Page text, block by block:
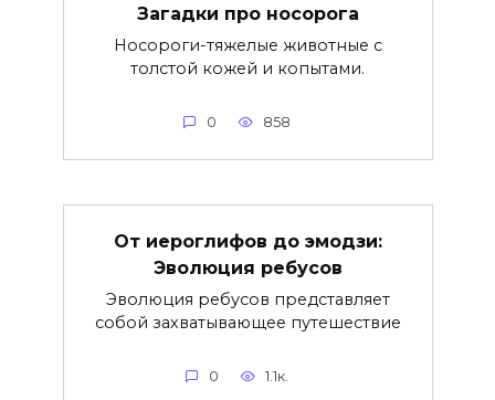
Загадки про носорога
Носороги-тяжелые животные с
толстой кожей и копытами.
0 858
От иероглифов до эмодзи:
Эволюция ребусов
Эволюция ребусов представляет
собой захватывающее путешествие
0 1.1к.